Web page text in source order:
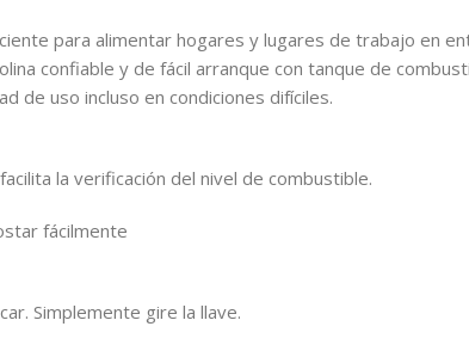
para alimentar hogares y lugares de trabajo en
confiable y de fácil arranque con tanque de
de uso incluso en condiciones difíciles.
la verificación del nivel de combustible.
fácilmente
Simplemente gire la llave.